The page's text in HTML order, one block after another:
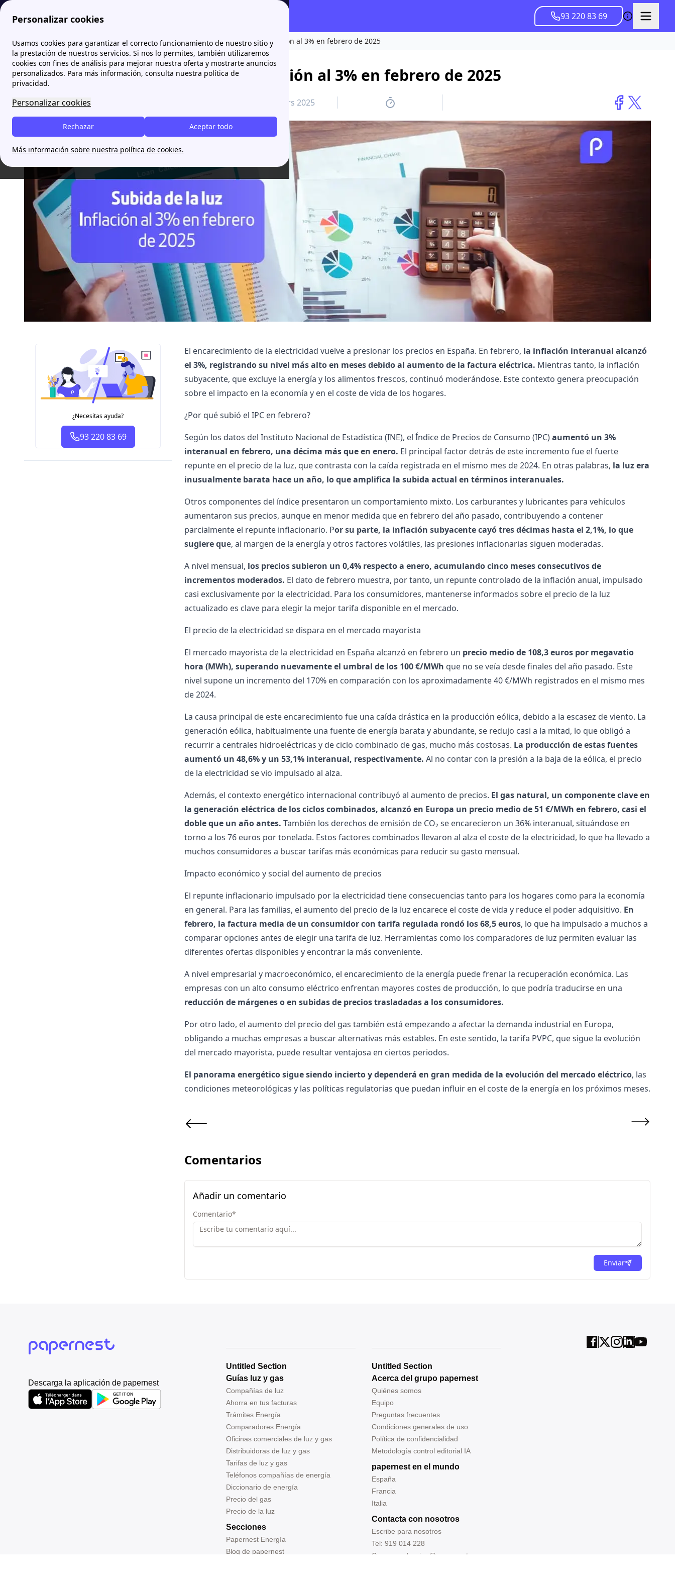
Personalizar cookies
Usamos cookies para garantizar el correcto funcionamiento de nuestro sitio y
la prestación de nuestros servicios. Si nos lo permites, también utilizaremos
cookies con fines de análisis para mejorar nuestra oferta y mostrarte anuncios
personalizados. Para más información, consulta nuestra política de
privacidad.
Personalizar cookies
Aceptar todo
Rechazar
Más información sobre nuestra política de cookies.
93 220 83 69
Papernest.es blog La subida de la luz impulsa la inflación al 3% en febrero de 2025
La subida de la luz impulsa la inflación al 3% en febrero de 2025
Oscar Pacheco 3 mars 2025
¿Necesitas ayuda?
93 220 83 69
El encarecimiento de la electricidad vuelve a presionar los precios en España. En febrero, la inflación interanual alcanzó
el 3%, registrando su nivel más alto en meses debido al aumento de la factura eléctrica. Mientras tanto, la inflación
subyacente, que excluye la energía y los alimentos frescos, continuó moderándose. Este contexto genera preocupación
sobre el impacto en la economía y en el coste de vida de los hogares.
¿Por qué subió el IPC en febrero?
Según los datos del Instituto Nacional de Estadística (INE), el Índice de Precios de Consumo (IPC)aumentó un 3%
interanual en febrero, una décima más que en enero. El principal factor detrás de este incremento fue el fuerte
repunte en el precio de la luz, que contrasta con la caída registrada en el mismo mes de 2024. En otras palabras, la luz era
inusualmente barata hace un año, lo que amplifica la subida actual en términos interanuales.
Otros componentes del índice presentaron un comportamiento mixto. Los carburantes y lubricantes para vehículos
aumentaron sus precios, aunque en menor medida que en febrero del año pasado, contribuyendo a contener
parcialmente el repunte inflacionario. Por su parte, la inflación subyacente cayó tres décimas hasta el 2,1%, lo que
sugiere que, al margen de la energía y otros factores volátiles, las presiones inflacionarias siguen moderadas.
A nivel mensual, los precios subieron un 0,4% respecto a enero, acumulando cinco meses consecutivos de
incrementos moderados. El dato de febrero muestra, por tanto, un repunte controlado de la inflación anual, impulsado
casi exclusivamente por la electricidad. Para los consumidores, mantenerse informados sobre el precio de la luz
actualizado es clave para elegir la mejor tarifa disponible en el mercado.
El precio de la electricidad se dispara en el mercado mayorista
El mercado mayorista de la electricidad en España alcanzó en febrero un precio medio de 108,3 euros por megavatio
hora (MWh), superando nuevamente el umbral de los 100 €/MWh que no se veía desde finales del año pasado. Este
nivel supone un incremento del 170% en comparación con los aproximadamente 40 €/MWh registrados en el mismo mes
de 2024.
La causa principal de este encarecimiento fue una caída drástica en la producción eólica, debido a la escasez de viento. La
generación eólica, habitualmente una fuente de energía barata y abundante, se redujo casi a la mitad, lo que obligó a
recurrir a centrales hidroeléctricas y de ciclo combinado de gas, mucho más costosas. La producción de estas fuentes
aumentó un 48,6% y un 53,1% interanual, respectivamente. Al no contar con la presión a la baja de la eólica, el precio
de la electricidad se vio impulsado al alza.
Además, el contexto energético internacional contribuyó al aumento de precios. El gas natural, un componente clave en
la generación eléctrica de los ciclos combinados, alcanzó en Europa un precio medio de 51 €/MWh en febrero, casi el
doble que un año antes. También los derechos de emisión de CO₂ se encarecieron un 36% interanual, situándose en
torno a los 76 euros por tonelada. Estos factores combinados llevaron al alza el coste de la electricidad, lo que ha llevado a
muchos consumidores a buscar tarifas más económicas para reducir su gasto mensual.
Impacto económico y social del aumento de precios
El repunte inflacionario impulsado por la electricidad tiene consecuencias tanto para los hogares como para la economía
en general. Para las familias, el aumento del precio de la luz encarece el coste de vida y reduce el poder adquisitivo. En
febrero, la factura media de un consumidor con tarifa regulada rondó los 68,5 euros, lo que ha impulsado a muchos a
comparar opciones antes de elegir una tarifa de luz. Herramientas como los comparadores de luz permiten evaluar las
diferentes ofertas disponibles y encontrar la más conveniente.
A nivel empresarial y macroeconómico, el encarecimiento de la energía puede frenar la recuperación económica. Las
empresas con un alto consumo eléctrico enfrentan mayores costes de producción, lo que podría traducirse en una
reducción de márgenes o en subidas de precios trasladadas a los consumidores.
Por otro lado, el aumento del precio del gas también está empezando a afectar la demanda industrial en Europa,
obligando a muchas empresas a buscar alternativas más estables. En este sentido, la tarifa PVPC, que sigue la evolución
del mercado mayorista, puede resultar ventajosa en ciertos periodos.
El panorama energético sigue siendo incierto y dependerá en gran medida de la evolución del mercado eléctrico, las
condiciones meteorológicas y las políticas regulatorias que puedan influir en el coste de la energía en los próximos meses.
Comentarios
Añadir un comentario
Comentario*
Enviar
Descarga la aplicación de papernest
Untitled Section
Guías luz y gas
Compañías de luz
Ahorra en tus facturas
Trámites Energía
Comparadores Energía
Oficinas comerciales de luz y gas
Distribuidoras de luz y gas
Tarifas de luz y gas
Teléfonos compañías de energía
Diccionario de energía
Precio del gas
Precio de la luz
Secciones
Papernest Energía
Blog de papernest
Untitled Section
Acerca del grupo papernest
Quiénes somos
Equipo
Preguntas frecuentes
Condiciones generales de uso
Política de confidencialidad
Metodología control editorial IA
papernest en el mundo
España
Francia
Italia
Contacta con nosotros
Escribe para nosotros
Tel: 919 014 228
Correo: redaccion@papernest.com